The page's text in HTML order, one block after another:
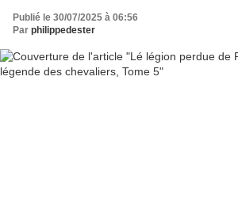
Publié le 30/07/2025 à 06:56
Par philippedester